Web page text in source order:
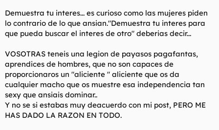
Demuestra tu interes... es curioso como las mujeres piden
lo contrario de lo que ansian."Demuestra tu interes para
que pueda buscar el interes de otro" deberias decir...
VOSOTRAS teneis una legion de payasos pagafantas,
aprendices de hombres, que no son capaces de
proporcionaros un "aliciente " aliciente que os da
cualquier macho que os muestre esa independencia tan
sexy que ansiais dominar..
Y no se si estabas muy deacuerdo con mi post, PERO ME
HAS DADO LA RAZON EN TODO.